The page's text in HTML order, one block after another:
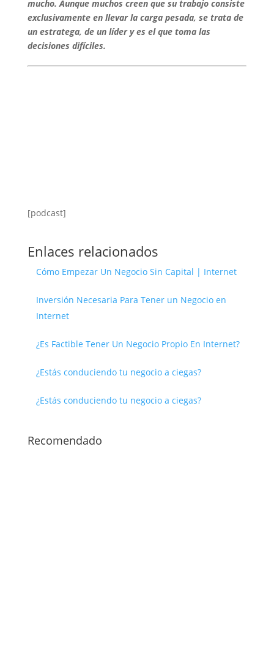
mucho. Aunque muchos creen que su trabajo consiste
exclusivamente en llevar la carga pesada, se trata de
un estratega, de un líder y es el que toma las
decisiones difíciles.
[podcast]
Enlaces relacionados
Cómo Empezar Un Negocio Sin Capital | Internet
Inversión Necesaria Para Tener un Negocio en
Internet
¿Es Factible Tener Un Negocio Propio En Internet?
¿Estás conduciendo tu negocio a ciegas?
¿Estás conduciendo tu negocio a ciegas?
Recomendado